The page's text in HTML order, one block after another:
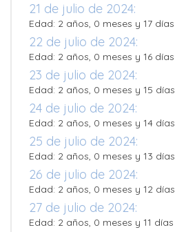
21 de julio de 2024:
Edad: 2 años, 0 meses y 17 días
22 de julio de 2024:
Edad: 2 años, 0 meses y 16 días
23 de julio de 2024:
Edad: 2 años, 0 meses y 15 días
24 de julio de 2024:
Edad: 2 años, 0 meses y 14 días
25 de julio de 2024:
Edad: 2 años, 0 meses y 13 días
26 de julio de 2024:
Edad: 2 años, 0 meses y 12 días
27 de julio de 2024:
Edad: 2 años, 0 meses y 11 días